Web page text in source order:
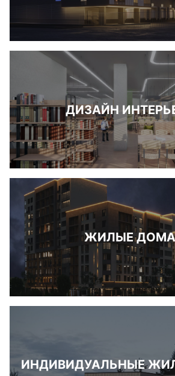
ДИЗАЙН
ЖИЛЫЕ ДОМА
ИНДИВИДУАЛЬНЫЕ